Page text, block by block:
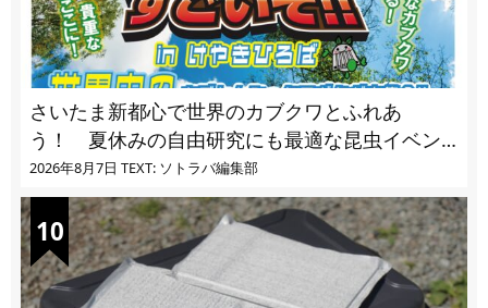
さいたま新都心で世界のカブクワとふれあ
う！ 夏休みの自由研究にも最適な昆虫イベン
ト
2026年8月7日 TEXT: ソトラバ編集部